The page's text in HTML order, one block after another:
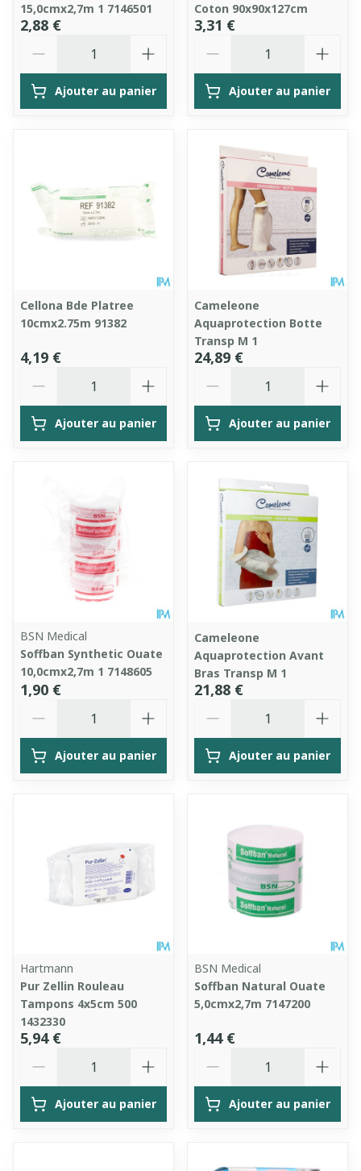
15,0cmx2,7m 1 7146501
2,88 €
Ajouter au panier
Coton 90x90x127cm
3,31 €
Ajouter au panier
Cellona Bde Platree
10cmx2.75m 91382
4,19 €
Ajouter au panier
Cameleone
Aquaprotection Botte
Transp M 1
24,89 €
Ajouter au panier
BSN Medical
Soffban Synthetic Ouate
10,0cmx2,7m 1 7148605
1,90 €
Ajouter au panier
Cameleone
Aquaprotection Avant
Bras Transp M 1
21,88 €
Ajouter au panier
Hartmann
Pur Zellin Rouleau
Tampons 4x5cm 500
1432330
5,94 €
Ajouter au panier
BSN Medical
Soffban Natural Ouate
5,0cmx2,7m 7147200
1,44 €
Ajouter au panier